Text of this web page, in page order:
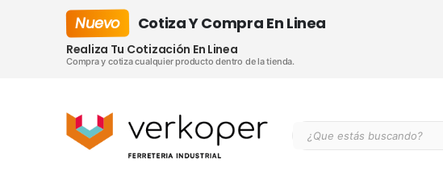
Nuevo Cotiza Y Compra En Linea
Realiza Tu Cotización En Linea
Compra y cotiza cualquier producto dentro de la tienda.